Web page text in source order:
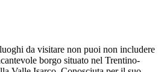
da visitare non puoi non includere
borgo situato nel Trentino-